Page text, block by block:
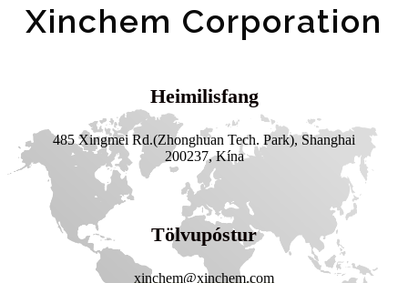
Xinchem Corporation
Heimilisfang
485 Xingmei Rd.(Zhonghuan Tech. Park), Shanghai
200237, Kína
Tölvupóstur
xinchem@xinchem.com